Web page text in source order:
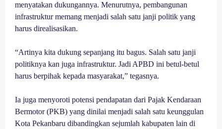
menyatakan dukungannya. Menurutnya, pembangunan
infrastruktur memang menjadi salah satu janji politik yang
harus direalisasikan.
“Artinya kita dukung sepanjang itu bagus. Salah satu janji
politiknya kan juga infrastruktur. Jadi APBD ini betul-betul
harus berpihak kepada masyarakat,” tegasnya.
Ia juga menyoroti potensi pendapatan dari Pajak Kendaraan
Bermotor (PKB) yang dinilai menjadi salah satu keunggulan
Kota Pekanbaru dibandingkan sejumlah kabupaten lain di